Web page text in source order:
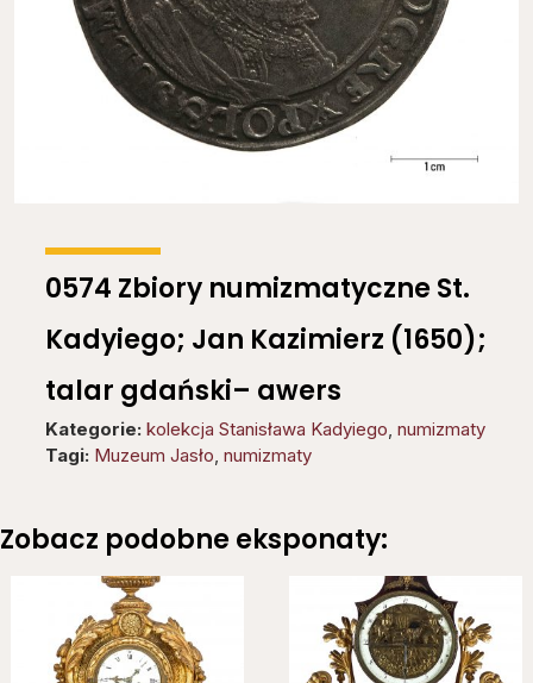
0574 Zbiory numizmatyczne St.
Kadyiego; Jan Kazimierz (1650);
talar gdański– awers
Kategorie: kolekcja Stanisława Kadyiego, numizmaty
Tagi: Muzeum Jasło, numizmaty
Zobacz podobne eksponaty: